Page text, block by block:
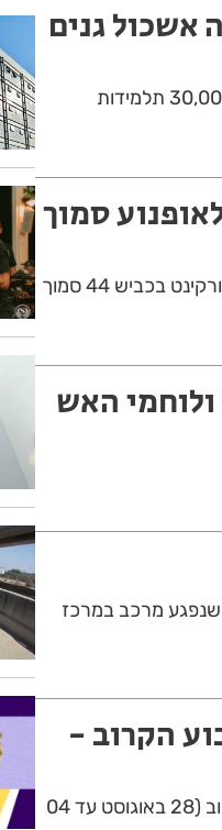
אשכול גנים
עם המון התרגשות פתחו הבוקר את שנת הלימודים בחולון כ-30,000 תלמידות
סמוך
שני גברים נפצעו קשה ובינוני בתאונה בין רוכב אופנוע לרוכב קורקינט בכביש 44 סמוך
ולוחמי האש
אחרי שנפגע מרכב במרכז
הקרוב -
אלו הרחובות בחולון, בהם יהיו שינויי תנועה בלילות השבוע הקרוב (28 באוגוסט עד 04